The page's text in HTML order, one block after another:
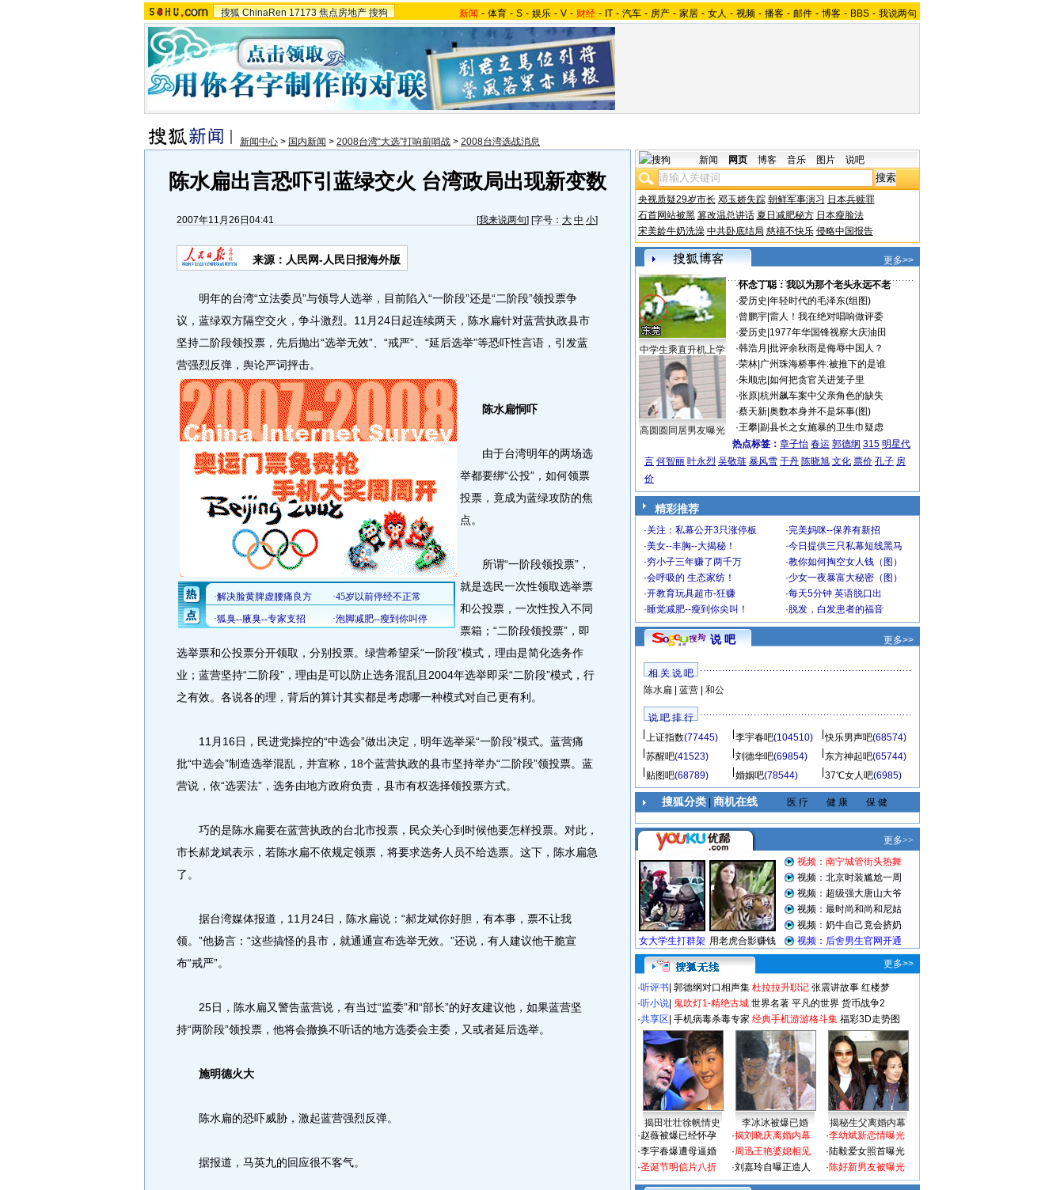
搜狐 ChinaRen 17173 焦点房地产 搜狗 新闻 - 体育 - S - 娱乐 - V - 财经 - IT - 汽车 - 房产 - 家居 - 女人 - 视频 - 播客 - 邮件 - 博客 - BBS - 我说两句
新闻中心 > 国内新闻 > 2008台湾“大选”打响前哨战 > 2008台湾选战消息
陈水扁出言恐吓引蓝绿交火 台湾政局出现新变数
2007年11月26日04:41 [我来说两句] [字号： 大 中 小]
来源：人民网-人民日报海外版
明年的台湾“立法委员”与领导人选举，目前陷入“一阶段”还是“二阶段”领投票争
议，蓝绿双方隔空交火，争斗激烈。11月24日起连续两天，陈水扁针对蓝营执政县市
坚持二阶段领投票，先后抛出“选举无效”、“戒严”、“延后选举”等恐吓性言语，引发蓝
营强烈反弹，舆论严词抨击。
陈水扁恫吓
由于台湾明年的两场选
举都要绑“公投”，如何领票
投票，竟成为蓝绿攻防的焦
点。
所谓“一阶段领投票”，
就是选民一次性领取选举票
和公投票，一次性投入不同
票箱；“二阶段领投票”，即
选举票和公投票分开领取，分别投票。绿营希望采“一阶段”模式，理由是简化选务作
业；蓝营坚持“二阶段”，理由是可以防止选务混乱且2004年选举即采“二阶段”模式，行
之有效。各说各的理，背后的算计其实都是考虑哪一种模式对自己更有利。
11月16日，民进党操控的“中选会”做出决定，明年选举采“一阶段”模式。蓝营痛
批“中选会”制造选举混乱，并宣称，18个蓝营执政的县市坚持举办“二阶段”领投票。蓝
营说，依“选罢法”，选务由地方政府负责，县市有权选择领投票方式。
巧的是陈水扁要在蓝营执政的台北市投票，民众关心到时候他要怎样投票。对此，
市长郝龙斌表示，若陈水扁不依规定领票，将要求选务人员不给选票。这下，陈水扁急
了。
据台湾媒体报道，11月24日，陈水扁说：“郝龙斌你好胆，有本事，票不让我
领。”他扬言：“这些搞怪的县市，就通通宣布选举无效。”还说，有人建议他干脆宣
布“戒严”。
25日，陈水扁又警告蓝营说，有当过“监委”和“部长”的好友建议他，如果蓝营坚
持“两阶段”领投票，他将会撤换不听话的地方选委会主委，又或者延后选举。
施明德火大
陈水扁的恐吓威胁，激起蓝营强烈反弹。
据报道，马英九的回应很不客气。
新闻 网页 博客 音乐 图片 说吧
央视质疑29岁市长 邓玉娇失踪 朝鲜军事演习 日本兵赎罪
石首网站被黑 篡改温总讲话 夏日减肥秘方 日本瘦脸法
宋美龄牛奶洗澡 中共卧底结局 慈禧不快乐 侵略中国报告
更多>>
中学生乘直升机上学
高圆圆同居男友曝光
·怀念丁聪：我以为那个老头永远不老
·爱历史 年轻时代的毛泽东(组图)
·曾鹏宇| 雷人！我在绝对唱响做评委
·爱历史 1977年华国锋视察大庆油田
·韩浩月 批评余秋雨是侮辱中国人？
·荣林| 广州珠海桥事件:被推下的是谁
·朱顺忠 如何把贪官关进笼子里
·张原| 杭州飙车案中父亲角色的缺失
·蔡天新| 奥数本身并不是坏事(图)
·王攀| 副县长之女施暴的卫生巾疑虑
热点标签： 章子怡 春运 郭德纲 315 明星代
言 何智丽 叶永烈 吴敬琏 暴风雪 于丹 陈晓旭 文化 票价 孔子 房
价
精彩推荐
·关注：私幕公开3只涨停板 ·完美妈咪--保养有新招
·美女--丰胸--大揭秘！ ·今日提供三只私幕短线黑马
·穷小子三年赚了两千万 ·教你如何掏空女人钱（图）
·会呼吸的 生态家纺！ ·少女一夜暴富大秘密（图）
·开教育玩具超市-狂赚 ·每天5分钟 英语脱口出
·睡觉减肥--瘦到你尖叫！ · 脱发，白发患者的福音
说 吧 更多>>
相 关 说 吧
陈水扁
蓝营| 和公
说 吧 排 行
上证指数(77445) 李宇春吧(104510) 快乐男声吧(68574)
苏醒吧(41523) 刘德华吧(69854) 东方神起吧(65744)
贴图吧(68789) 婚姻吧(78544) 37℃女人吧(6985)
搜狐分类| 商机在线 医 疗 健 康 保 健
更多>>
·听评书 郭德纲对口相声集 杜拉拉升职记 张震讲故事 红楼梦
·听小说 鬼吹灯1-精绝古城 世界名著 平凡的世界 货币战争2
·共享区 手机病毒杀毒专家 经典手机游游格斗集 福彩3D走势图
揭田壮壮徐帆情史 李冰冰被爆已婚
揭秘生父离婚内幕
·赵薇被爆已经怀孕
·李宇春爆遭母逼婚
·圣诞节明信片八折
·揭刘晓庆离婚内幕
·周迅王艳婆媳相见
·刘嘉玲自曝正造人
·李幼斌新恋情曝光
·陆毅爱女照首曝光
·陈好新男友被曝光